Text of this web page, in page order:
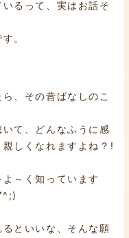
るって、実はお話そ
。
、その昔ばなしのこ
て、どんなふうに感
しくなれますよね？!
～く知っています
といいな、そんな願